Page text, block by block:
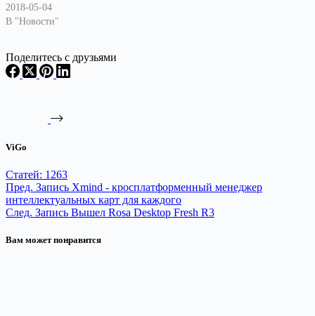
2018-05-04
В "Новости"
Поделитесь с друзьями
ViGo
Статей: 1263
Пред. Запись Xmind - кросплатформенный менеджер
интеллектуальных карт для каждого
След. Запись Вышел Rosa Desktop Fresh R3
Вам может понравится